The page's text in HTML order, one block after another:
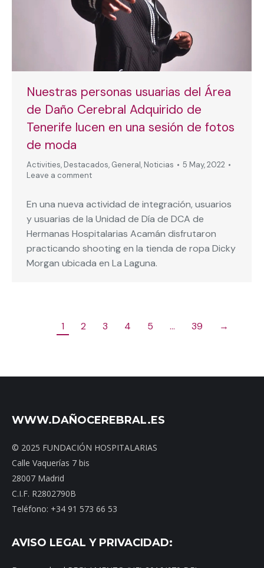
Nuestras personas usuarias del Área
de Daño Cerebral Adquirido de
Tenerife lucen en una sesión de fotos
de moda
Activities, Destacados, General, Noticias
5 May, 2022
Leave a comment
En una nueva actividad de integración, usuarios
y usuarias de la Unidad de Día de DCA de
Hermanas Hospitalarias Acamán disfrutaron
practicando shooting en la tienda de ropa Dicky
Morgan ubicada en La Laguna.
1 2 3 4 5 … 39 →
WWW.DAÑOCEREBRAL.ES
© 2025 FUNDACIÓN HOSPITALARIAS
Calle Vaquerías 7 bis
28007 Madrid
C.I.F. R2802790B
Teléfono: +34 91 573 66 53
AVISO LEGAL Y PRIVACIDAD: